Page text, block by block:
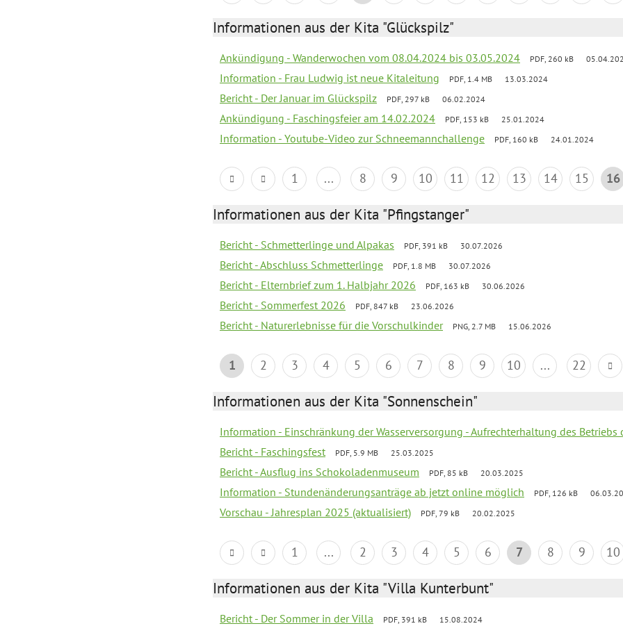
Informationen aus der Kita "Glückspilz"
Ankündigung - Wanderwochen vom 08.04.2024 bis 03.05.2024 PDF, 260 kB
Information - Frau Ludwig ist neue Kitaleitung PDF, 1.4 MB 13.03.2024
Bericht - Der Januar im Glückspilz PDF, 297 kB 06.02.2024
Ankündigung - Faschingsfeier am 14.02.2024 PDF, 153 kB 25.01.2024
Information - Youtube-Video zur Schneemannchallenge PDF, 160 kB 24.01.2024
1 ... 8 9 10 11 12 13 14 15 16
Informationen aus der Kita "Pfingstanger"
Bericht - Schmetterlinge und Alpakas PDF, 391 kB 30.07.2026
Bericht - Abschluss Schmetterlinge PDF, 1.8 MB 30.07.2026
Bericht - Elternbrief zum 1. Halbjahr 2026 PDF, 163 kB 30.06.2026
Bericht - Sommerfest 2026 PDF, 847 kB 23.06.2026
Bericht - Naturerlebnisse für die Vorschulkinder PNG, 2.7 MB 15.06.2026
1 2 3 4 5 6 7 8 9 10 ... 22
Informationen aus der Kita "Sonnenschein"
Information - Einschränkung der Wasserversorgung - Aufrechterhaltung des Betriebs
Bericht - Faschingsfest PDF, 5.9 MB 25.03.2025
Bericht - Ausflug ins Schokoladenmuseum PDF, 85 kB 20.03.2025
Information - Stundenänderungsanträge ab jetzt online möglich PDF, 126 kB
Vorschau - Jahresplan 2025 (aktualisiert) PDF, 79 kB 20.02.2025
1 ... 2 3 4 5 6 7 8 9 10
Informationen aus der Kita "Villa Kunterbunt"
Bericht - Der Sommer in der Villa PDF, 391 kB 15.08.2024